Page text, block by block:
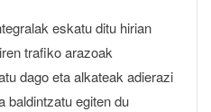
eskatu ditu hirian
trafiko arazoak
dago eta alkateak adierazi
baldintzatu egiten du